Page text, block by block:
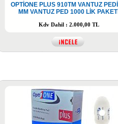
OPTİONE PLUS 910TM VANTUZ
MM VANTUZ PED 1000 LİK
Kdv Dahil : 2.000,00 TL